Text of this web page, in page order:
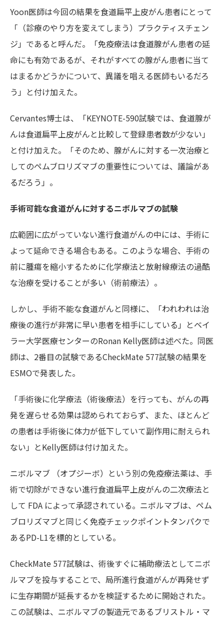
Yoon医師は今回の結果を食道扁平上皮がん患者にとって
「（診療のやり方を変えてしまう）プラクティスチェン
ジ」であると呼んだ。「免疫療法は食道腺がん患者の延
命にも有効であるが、それがすべての腺がん患者に当て
はまるかどうかについて、異議を唱える医師もいるだろ
う」と付け加えた。
Cervantes博士は、「KEYNOTE-590試験では、食道腺が
んは食道扁平上皮がんと比較して登録患者数が少ない」
と付け加えた。「そのため、腺がんに対する一次治療と
してのペムブロリズマブの重要性については、議論があ
るだろう」。
手術可能な食道がんに対するニボルマブの試験
広範囲に広がっていない進行食道がんの中には、手術に
よって延命できる場合もある。このような場合、手術の
前に腫瘍を縮小するために化学療法と放射線療法の過酷
な治療を受けることが多い（術前療法）。
しかし、手術不能な食道がんと同様に、「われわれは治
療後の進行が非常に早い患者を相手にしている」とベイ
ラー大学医療センターのRonan Kelly医師は述べた。同医
師は、2番目の試験であるCheckMate 577試験の結果を
ESMOで発表した。
「手術後に化学療法（術後療法）を行っても、がんの再
発を遅らせる効果は認められておらず、また、ほとんど
の患者は手術後に体力が低下していて副作用に耐えられ
ない」とKelly医師は付け加えた。
ニボルマブ （オプジーボ）という別の免疫療法薬は、手
術で切除ができない進行食道扁平上皮がんの二次療法と
して FDA によって承認されている。ニボルマブは、ペム
ブロリズマブと同じく免疫チェックポイントタンパクで
あるPD-L1を標的としている。
CheckMate 577試験は、術後すぐに補助療法としてニボ
ルマブを投与することで、局所進行食道がんが再発せず
に生存期間が延長するかを検証するために開始された。
この試験は、ニボルマブの製造元であるブリストル・マ